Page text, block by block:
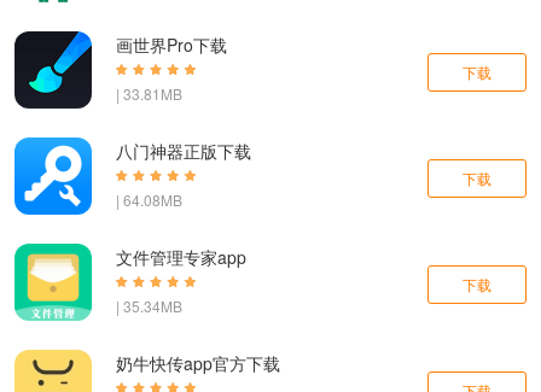
画世界Pro下载
| 33.81MB
下载
八门神器正版下载
| 64.08MB
下载
文件管理专家app
| 35.34MB
下载
奶牛快传app官方下载